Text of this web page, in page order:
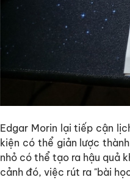
Edgar Morin lại tiếp cận
kiện có thể giản lược
nhỏ có thể tạo ra hậu quả
cảnh đó, việc rút ra "bài